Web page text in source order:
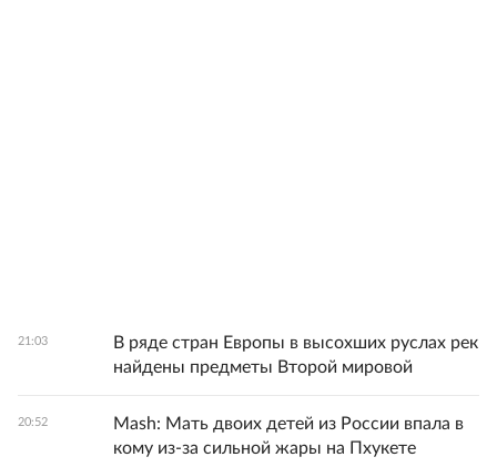
21:03
В ряде стран Европы в высохших руслах рек
найдены предметы Второй мировой
20:52
Mash: Мать двоих детей из России впала в
кому из-за сильной жары на Пхукете